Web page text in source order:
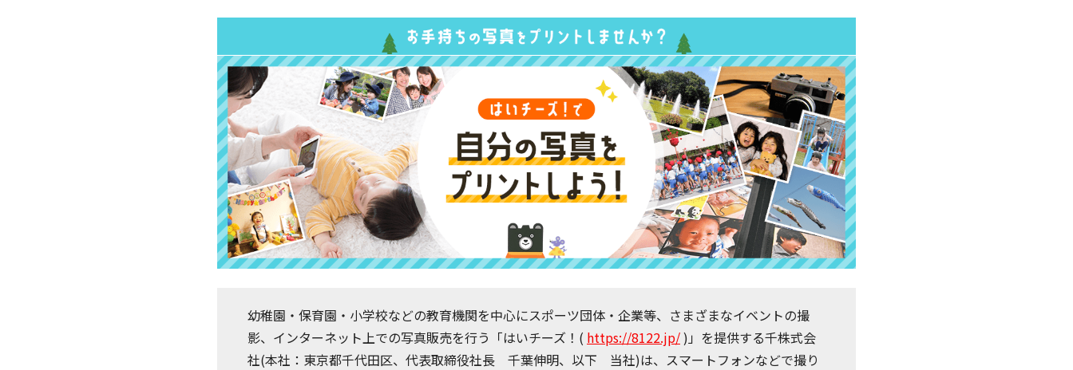
幼稚園・保育園・小学校などの教育機関を中心にスポーツ団体・企業等、さまざまなイベントの撮
影、インターネット上での写真販売を行う「はいチーズ！( https://8122.jp/)」を提供する千株式会
社(本社：東京都千代田区、代表取締役社長 千葉伸明、以下 当社)は、スマートフォンなどで撮り